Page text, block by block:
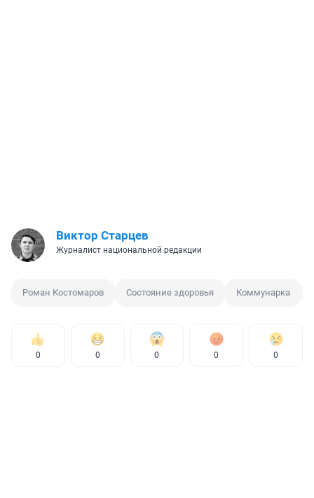
Виктор Старцев
Журналист национальной редакции
Роман Костомаров Состояние здоровья Коммунарка
0 0 0 0 0